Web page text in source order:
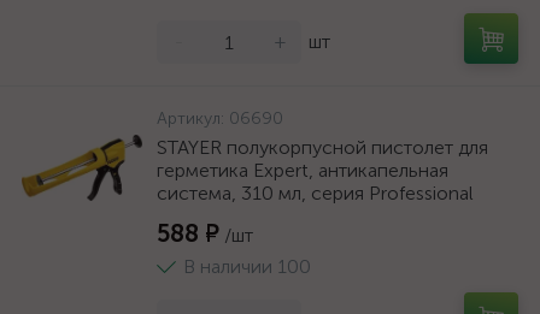
+ шт
Артикул: 06690
STAYER полукорпусной пистолет для
герметика Expert, антикапельная
система, 310 мл, серия Professional
588 ₽ /шт
В наличии 100